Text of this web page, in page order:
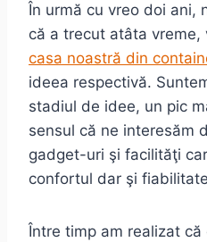
În urmă cu vreo doi ani,
că a trecut atâta vreme,
casa noastră din
ideea respectivă.
stadiul de idee, un pic
sensul că ne interesăm
gadget-uri şi facilităţi
confortul dar şi
Între timp am realizat